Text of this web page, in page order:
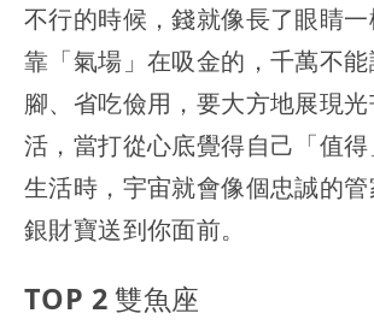
不行的時候，錢就像長了眼睛
靠「氣場」在吸金的，千萬不
腳、省吃儉用，要大方地展現
活，當打從心底覺得自己「值
生活時，宇宙就會像個忠誠的
銀財寶送到你面前。
TOP 2 雙魚座